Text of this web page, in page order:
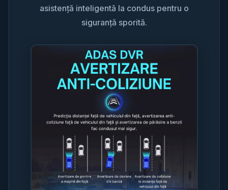
asistență inteligentă la condus pentru o
siguranță sporită.